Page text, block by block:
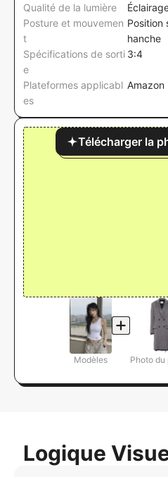
Qualité de la lumière
Posture et mouvemen
t
Position
hanche
Spécifications de sorti
e
3:4
Plateformes applicabl
es
Amazon
Télécharger la
Modèles Photo du
Logique